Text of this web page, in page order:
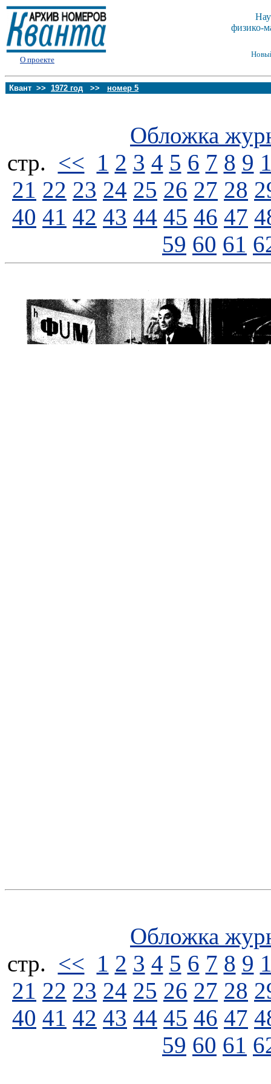
О проекте
физико-
Квант >> 1972 год >> номер 5
Обложка
стp. << 1 2 3 4 5 6 7 8 9
21 22 23 24 25 26 27 28
40 41 42 43 44 45 46 47
59 60 61
Обложка
стp. << 1 2 3 4 5 6 7 8 9
21 22 23 24 25 26 27 28
40 41 42 43 44 45 46 47
59 60 61